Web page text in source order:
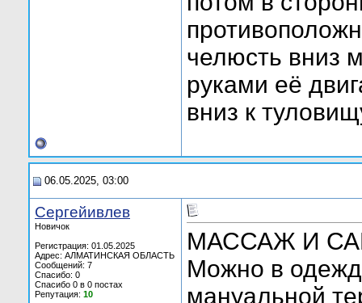
челюсть вниз
руками её
вниз к
06.05.2025, 03:00
Сергейивлев
Новичок
Регистрация: 01.05.2025
Адрес: АЛМАТИНСКАЯ ОБЛАСТЬ
Сообщений: 7
Спасибо: 0
Спасибо 0 в 0 постах
Репутация: 10
МАССАЖ И
Можно в
мануальной